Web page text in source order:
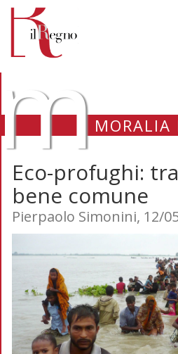
MORALIA
Eco-profughi:
bene comune
Pierpaolo Simonini, 12/